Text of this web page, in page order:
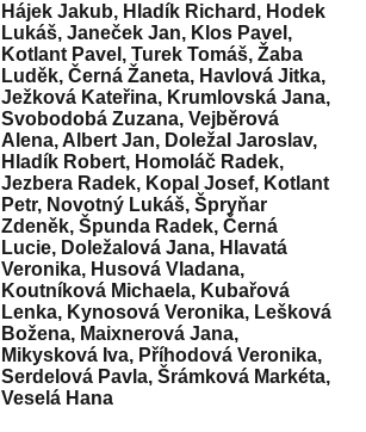
Hájek Jakub, Hladík Richard, Hodek
Lukáš, Janeček Jan, Klos Pavel,
Kotlant Pavel, Turek Tomáš, Žaba
Luděk, Černá Žaneta, Havlová Jitka,
Ježková Kateřina, Krumlovská Jana,
Svobodobá Zuzana, Vejběrová
Alena, Albert Jan, Doležal Jaroslav,
Hladík Robert, Homoláč Radek,
Jezbera Radek, Kopal Josef, Kotlant
Petr, Novotný Lukáš, Špryňar
Zdeněk, Špunda Radek, Černá
Lucie, Doležalová Jana, Hlavatá
Veronika, Husová Vladana,
Koutníková Michaela, Kubařová
Lenka, Kynosová Veronika, Lešková
Božena, Maixnerová Jana,
Mikysková Iva, Příhodová Veronika,
Serdelová Pavla, Šrámková Markéta,
Veselá Hana